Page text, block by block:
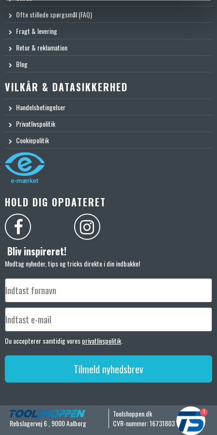
Ofte stillede spørgsmål (FAQ)
Fragt & levering
Retur & reklamation
Blog
VILKÅR & DATASIKKERHED
Handelsbetingelser
Privatlivspolitik
Cookiepolitik
HOLD DIG OPDATERET
Bliv inspireret!
Modtag nyheder, tips og tricks direkte i din indbakke!
Du accepterer samtidig voresprivatlivspolitik
Tilmeld nyhedsbrev
Toolshoppen.dk
Rebslagervej 6,9000 Aalborg CVR-nummer:16731803
1